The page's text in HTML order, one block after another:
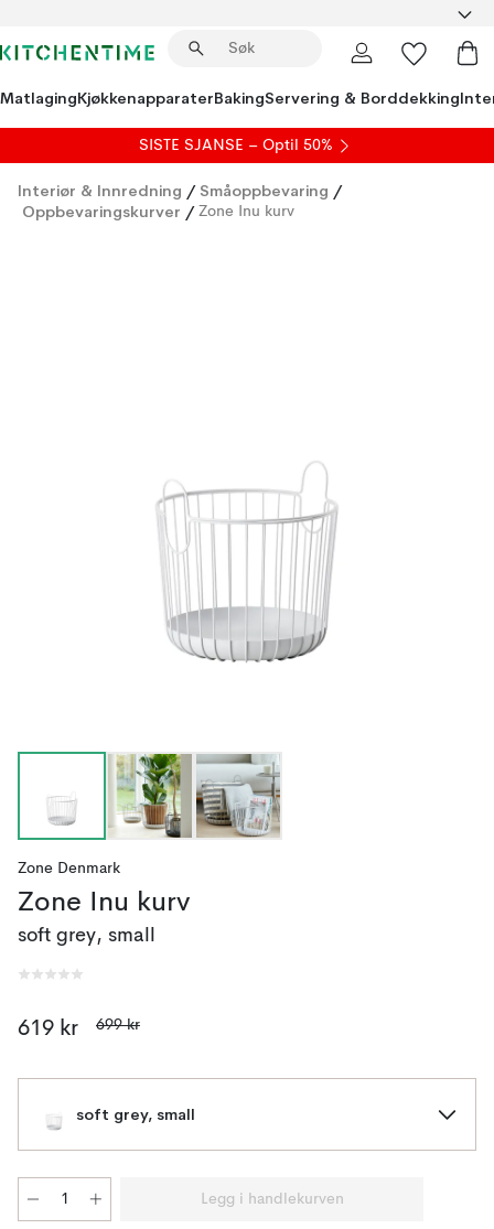
MatlagingKjøkkenapparaterBakingServering & Borddekking
SISTE SJANSE – Optil 50%
Interiør & Innredning / Småoppbevaring /
Oppbevaringskurver / Zone Inu kurv
Zone Denmark
Zone Inu kurv
soft grey, small
619 kr 699 kr
soft grey, small
Legg i handlekurven